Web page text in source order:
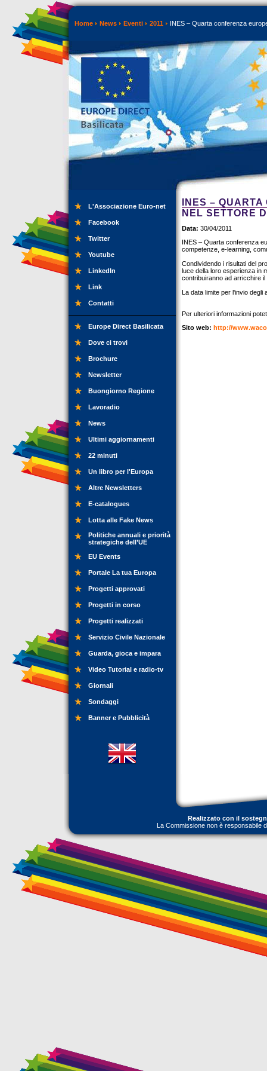
Home News Eventi 2011 INES – Quarta conferenza
L'Associazione Euro-net
Facebook
Twitter
Youtube
LinkedIn
Link
Contatti
Europe Direct Basilicata
Dove ci trovi
Brochure
Newsletter
Buongiorno Regione
Lavoradio
News
Ultimi aggiornamenti
22 minuti
Un libro per l'Europa
Altre Newsletters
E-catalogues
Lotta alle Fake News
Politiche annuali e priorità
strategiche dell’UE
EU Events
Portale La tua Europa
Progetti approvati
Progetti in corso
Progetti realizzati
Servizio Civile Nazionale
Guarda, gioca e impara
Video Tutorial e radio-tv
Giornali
Sondaggi
Banner e Pubblicità
INES –
NEL SETTORE
Data: 30/04/2011
INES – Quarta conferenza
competenze, e-learning,
Condividendo i risultati del
luce della loro esperienza in
contribuiranno ad arricchire
La data limite per l'invio degli
Per ulteriori informazioni
Sito web: http://
Realizzato con il
La Commissione non è responsabile